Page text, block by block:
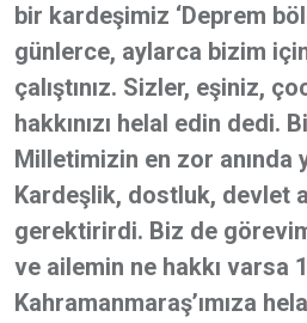
bir kardeşimiz ‘Deprem
günlerce, aylarca bizim
çalıştınız. Sizler, eşiniz,
hakkınızı helal edin dedi.
Milletimizin en zor anında
Kardeşlik, dostluk, devlet
gerektirirdi. Biz de
ve ailemin ne hakkı varsa
Kahramanmaraş’ımıza